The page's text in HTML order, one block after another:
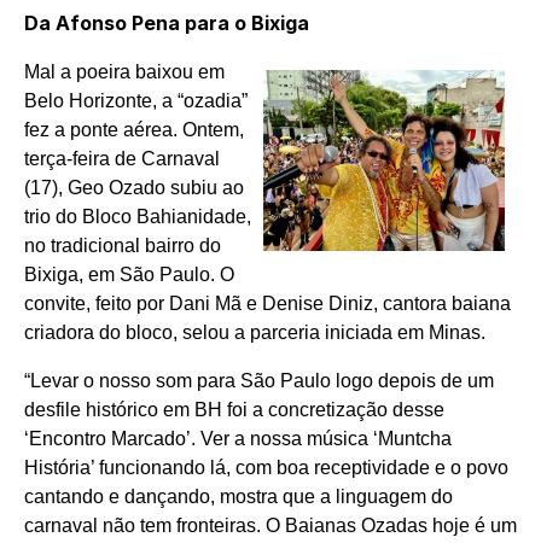
Da Afonso Pena para o Bixiga
Mal a poeira baixou em
Belo Horizonte, a “ozadia”
fez a ponte aérea. Ontem,
terça-feira de Carnaval
(17), Geo Ozado subiu ao
trio do Bloco Bahianidade,
no tradicional bairro do
Bixiga, em São Paulo. O
convite, feito por Dani Mã e Denise Diniz, cantora baiana
criadora do bloco, selou a parceria iniciada em Minas.
“Levar o nosso som para São Paulo logo depois de um
desfile histórico em BH foi a concretização desse
‘Encontro Marcado’. Ver a nossa música ‘Muntcha
História’ funcionando lá, com boa receptividade e o povo
cantando e dançando, mostra que a linguagem do
carnaval não tem fronteiras. O Baianas Ozadas hoje é um